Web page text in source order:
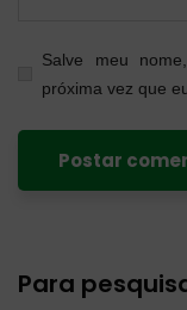
Salve meu
próxima vez que
Para